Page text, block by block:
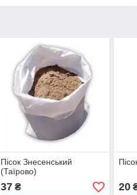
Пісок Знесенський
(Таїрово)
37₴ 20